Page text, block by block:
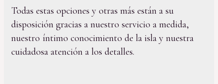
Todas estas opciones y otras más están a su
disposición gracias a nuestro servicio a medida,
nuestro íntimo conocimiento de la isla y nuestra
cuidadosa atención a los detalles.